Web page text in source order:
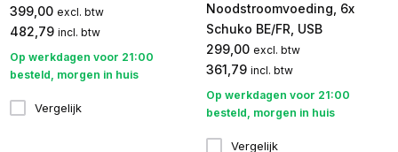
399,00 excl. btw
482,79 incl. btw
Op werkdagen voor 21:00
besteld, morgen in huis
Vergelijk
Noodstroomvoeding, 6x
Schuko BE/FR, USB
299,00 excl. btw
361,79 incl. btw
Op werkdagen voor 21:00
besteld, morgen in huis
Vergelijk